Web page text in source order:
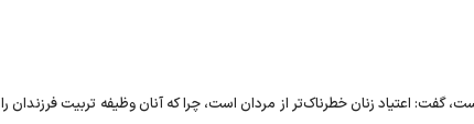
از 5.6 درصد به 9.8 درصد افزایش یافته است، گفت: اعتیاد زنان خطرناک‌تر از مردان است، چرا که آنان وظیفه تربیت فرزندان را